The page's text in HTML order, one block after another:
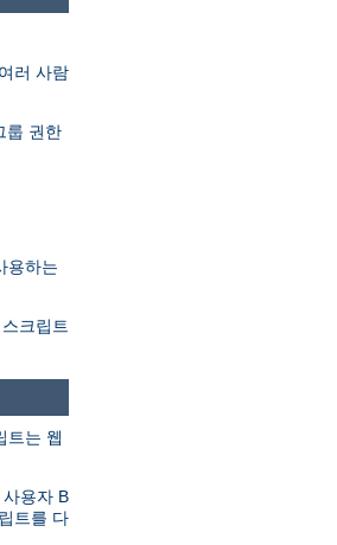
러 사람
룹 권한
용하는
크립트
트는 웹
용자 B
트를 다